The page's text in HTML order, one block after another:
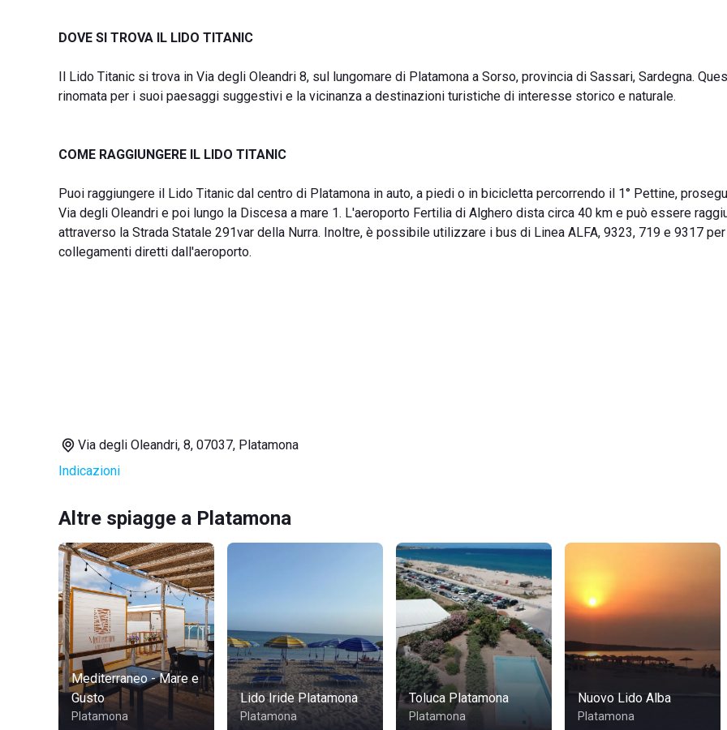
DOVE SI TROVA IL LIDO TITANIC
Il Lido Titanic si trova in Via degli Oleandri 8, sul lungomare di Platamona a Sorso, provincia di Sassari, Sardegna.
rinomata per i suoi paesaggi suggestivi e la vicinanza a destinazioni turistiche di interesse storico e naturale.
COME RAGGIUNGERE IL LIDO TITANIC
Puoi raggiungere il Lido Titanic dal centro di Platamona in auto, a piedi o in bicicletta percorrendo il 1° Pettine,
Via degli Oleandri e poi lungo la Discesa a mare 1. L'aeroporto Fertilia di Alghero dista circa 40 km e può essere
attraverso la Strada Statale 291var della Nurra. Inoltre, è possibile utilizzare i bus di Linea ALFA, 9323, 719 e 9317 per
collegamenti diretti dall'aeroporto.
Via degli Oleandri, 8, 07037, Platamona
Indicazioni
Altre spiagge a Platamona
Mediterraneo - Mare e
Gusto
Platamona
Lido Iride Platamona
Platamona
Toluca Platamona
Platamona
Nuovo Lido Alba
Platamona